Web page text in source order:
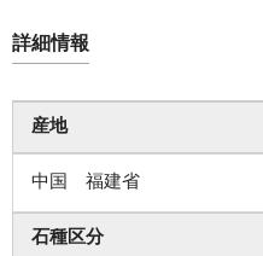
詳細情報
産地
中国 福建省
石種区分